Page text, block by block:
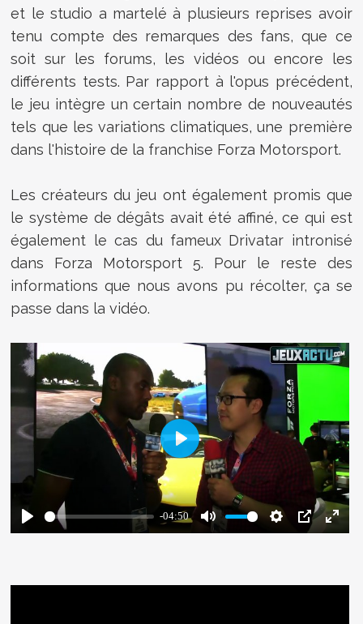
et le studio a martelé à plusieurs reprises avoir
tenu compte des remarques des fans, que ce
soit sur les forums, les vidéos ou encore les
différents tests. Par rapport à l'opus précédent,
le jeu intègre un certain nombre de nouveautés
tels que les variations climatiques, une première
dans l'histoire de la franchise Forza Motorsport.
Les créateurs du jeu ont également promis que
le système de dégâts avait été affiné, ce qui est
également le cas du fameux Drivatar intronisé
dans Forza Motorsport 5. Pour le reste des
informations que nous avons pu récolter, ça se
passe dans la vidéo.